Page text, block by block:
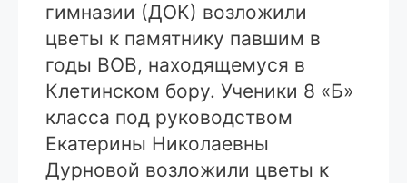
гимназии (ДОК) возложили
цветы к памятнику павшим в
годы ВОВ, находящемуся в
Клетинском бору. Ученики 8 «Б»
класса под руководством
Екатерины Николаевны
Дурновой возложили цветы к